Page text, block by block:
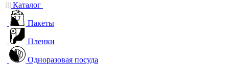
Каталог
Пакеты
Пленки
Одноразовая посуда